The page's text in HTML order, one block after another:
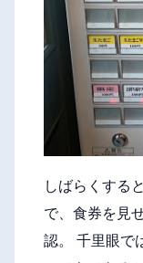
しばらくする
で、食券を見
認。 千里眼で